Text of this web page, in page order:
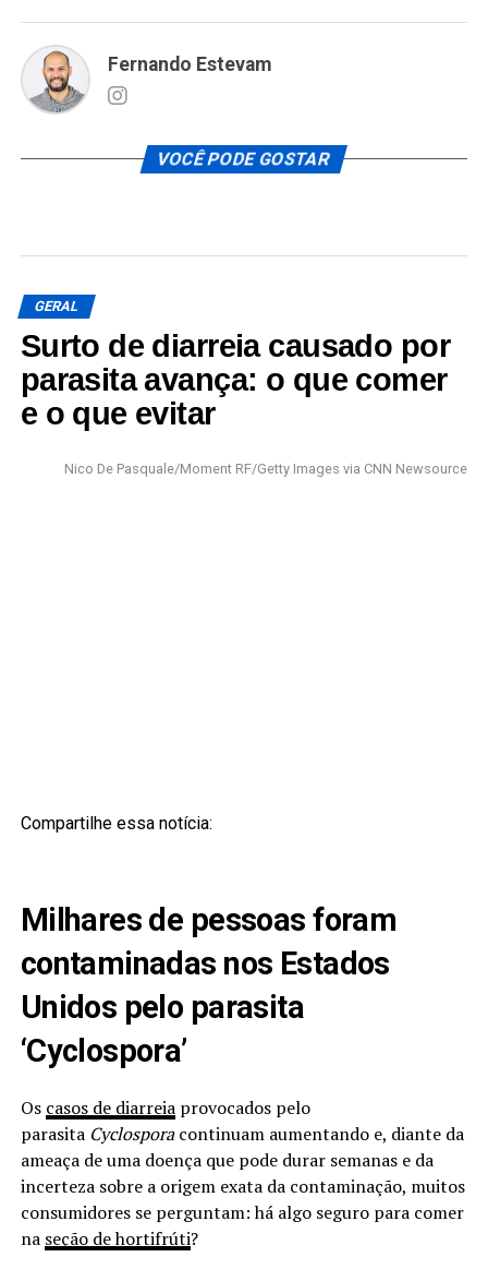
Fernando Estevam
VOCÊ PODE GOSTAR
GERAL
Surto de diarreia causado por
parasita avança: o que comer
e o que evitar
Nico De Pasquale/Moment RF/Getty Images via CNN Newsource
Compartilhe essa notícia:
Milhares de pessoas foram
contaminadas nos Estados
Unidos pelo parasita
‘Cyclospora’
Os casos de diarreiaprovocados pelo
parasita Cyclosporacontinuam aumentando e, diante da
ameaça de uma doença que pode durar semanas e da
incerteza sobre a origem exata da contaminação, muitos
consumidores se perguntam: há algo seguro para comer
na seção de hortifrúti?